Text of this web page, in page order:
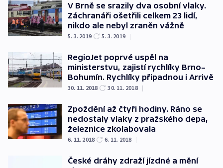
V Brně se srazily dva osobní vlaky.
Záchranáři ošetřili celkem 23 lidí,
nikdo ale nebyl zraněn vážně
5. 3. 2019 5. 3. 2019 |
RegioJet poprvé uspěl na
ministerstvu, zajistí rychlíky Brno–
Bohumín. Rychlíky připadnou i Arrivě
30. 11. 2018 30. 11. 2018 |
Zpoždění až čtyři hodiny. Ráno se
nedostaly vlaky z pražského depa,
železnice zkolabovala
6. 11. 2018 6. 11. 2018 |
České dráhy zdraží jízdné a mění